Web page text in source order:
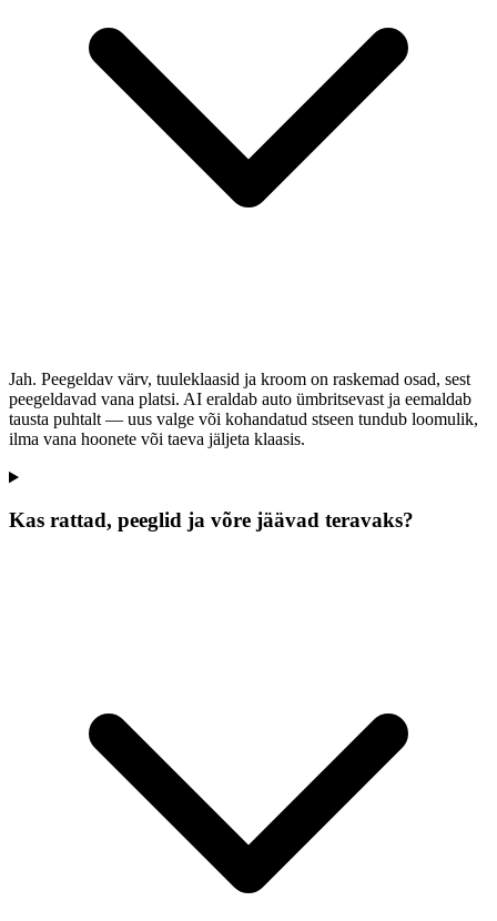
Jah. Peegeldav värv, tuuleklaasid ja kroom on raskemad osad, sest
peegeldavad vana platsi. AI eraldab auto ümbritsevast ja eemaldab
tausta puhtalt — uus valge või kohandatud stseen tundub loomulik,
ilma vana hoonete või taeva jäljeta klaasis.
Kas rattad, peeglid ja võre jäävad teravaks?